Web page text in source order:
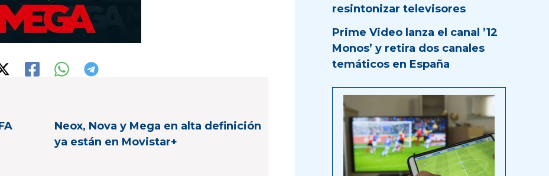
Neox, Nova y Mega en alta definición
ya están en Movistar+
resintonizar televisores
Prime Video lanza el canal ’12
Monos’ y retira dos canales
temáticos en España